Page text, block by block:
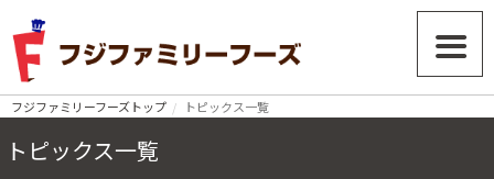
フジファミリーフーズトップ トピックス一覧
トピックス一覧